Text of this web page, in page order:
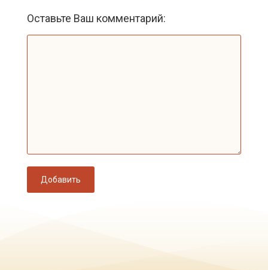
Оставьте Ваш комментарий:
Добавить